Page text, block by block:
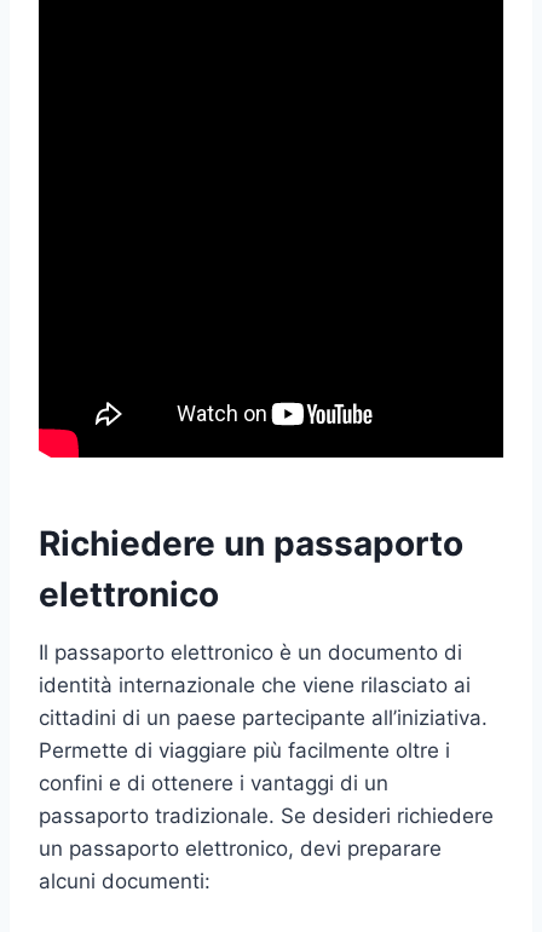
Richiedere un passaporto
elettronico
Il passaporto elettronico è un documento di
identità internazionale che viene rilasciato ai
cittadini di un paese partecipante all’iniziativa.
Permette di viaggiare più facilmente oltre i
confini e di ottenere i vantaggi di un
passaporto tradizionale. Se desideri richiedere
un passaporto elettronico, devi preparare
alcuni documenti: